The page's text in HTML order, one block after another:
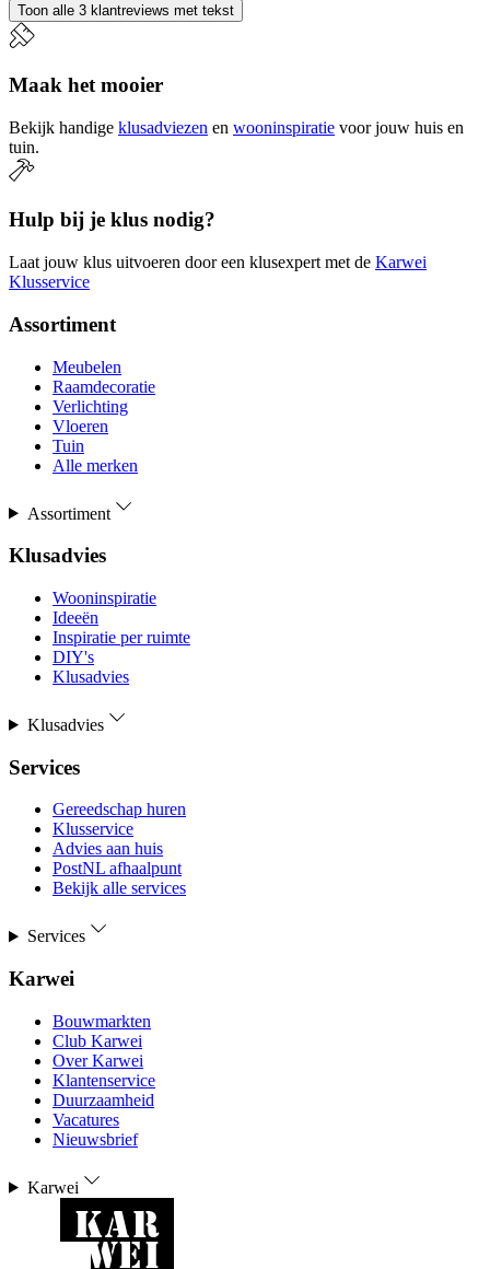
Toon alle 3 klantreviews met tekst
Maak het mooier
Bekijk handige klusadviezen en wooninspiratie voor jouw huis en
tuin.
Hulp bij je klus nodig?
Laat jouw klus uitvoeren door een klusexpert met de Karwei
Klusservice
Assortiment
Meubelen
Raamdecoratie
Verlichting
Vloeren
Tuin
Alle merken
Assortiment
Klusadvies
Wooninspiratie
Ideeën
Inspiratie per ruimte
DIY's
Klusadvies
Klusadvies
Services
Gereedschap huren
Klusservice
Advies aan huis
PostNL afhaalpunt
Bekijk alle services
Services
Karwei
Bouwmarkten
Club Karwei
Over Karwei
Klantenservice
Duurzaamheid
Vacatures
Nieuwsbrief
Karwei